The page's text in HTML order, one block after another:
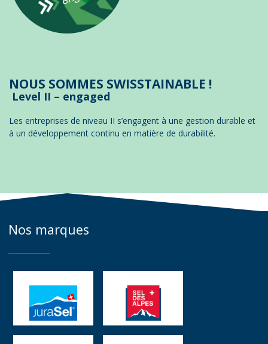
NOUS SOMMES SWISSTAINABLE !
Level II – engaged
Les entreprises de niveau II s’engagent à une gestion durable et
à un développement continu en matière de durabilité.
Nos marques